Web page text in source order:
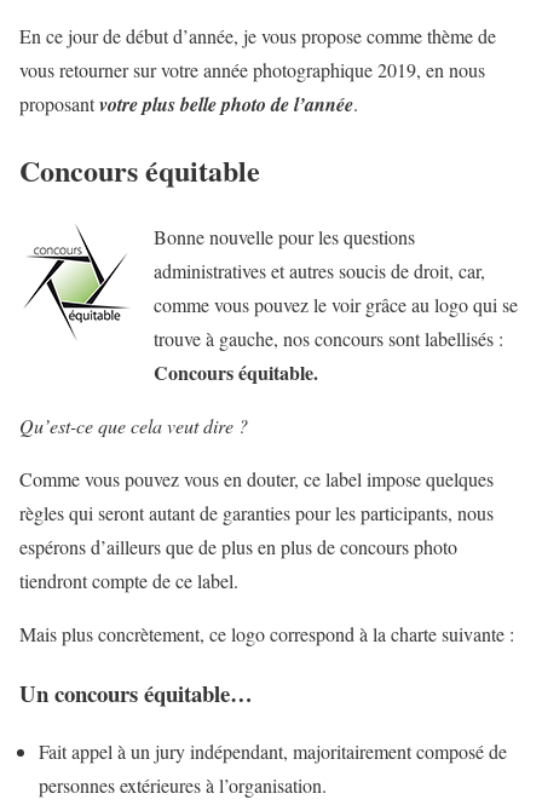
En ce jour de début d’année, je vous propose comme thème de
vous retourner sur votre année photographique 2019, en nous
proposantvotre plus belle photo de l’année.
Concours équitable
Bonne nouvelle pour les questions
administratives et autres soucis de droit, car,
comme vous pouvez le voir grâce au logo qui se
trouve à gauche, nos concours sont labellisés :
Concours équitable.
Qu’est-ce que cela veut dire ?
Comme vous pouvez vous en douter, ce label impose quelques
règles qui seront autant de garanties pour les participants, nous
espérons d’ailleurs que de plus en plus de concours photo
tiendront compte de ce label.
Mais plus concrètement, ce logo correspond à la charte suivante :
Un concours équitable…
Fait appel à un jury indépendant, majoritairement composé de
personnes extérieures à l’organisation.